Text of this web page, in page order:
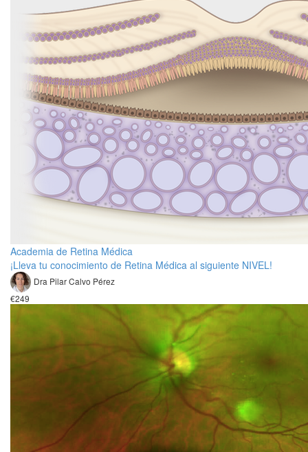
Academia de Retina Médica
¡Lleva tu conocimiento de Retina Médica al siguiente NIVEL!
Dra Pilar Calvo Pérez
€249